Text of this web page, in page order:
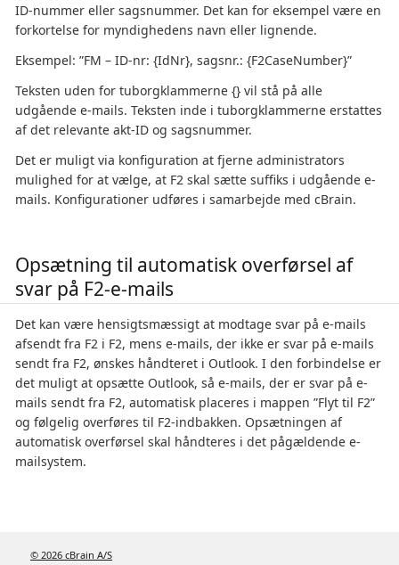
ID-nummer eller sagsnummer. Det kan for eksempel være en
forkortelse for myndighedens navn eller lignende.
Eksempel: ”FM – ID-nr: {IdNr}, sagsnr.: {F2CaseNumber}”
Teksten uden for tuborgklammerne {} vil stå på alle
udgående e-mails. Teksten inde i tuborgklammerne erstattes
af det relevante akt-ID og sagsnummer.
Det er muligt via konfiguration at fjerne administrators
mulighed for at vælge, at F2 skal sætte suffiks i udgående e-
mails. Konfigurationer udføres i samarbejde med cBrain.
Opsætning til automatisk overførsel af
svar på F2-e-mails
Det kan være hensigtsmæssigt at modtage svar på e-mails
afsendt fra F2 i F2, mens e-mails, der ikke er svar på e-mails
sendt fra F2, ønskes håndteret i Outlook. I den forbindelse er
det muligt at opsætte Outlook, så e-mails, der er svar på e-
mails sendt fra F2, automatisk placeres i mappen ”Flyt til F2”
og følgelig overføres til F2-indbakken. Opsætningen af
automatisk overførsel skal håndteres i det pågældende e-
mailsystem.
© 2026 cBrain A/S